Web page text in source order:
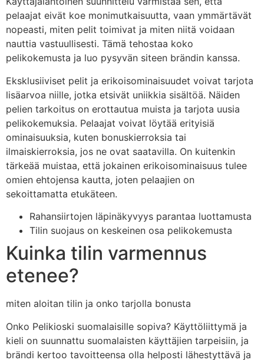
pelaajat eivät koe monimutkaisuutta, vaan ymmärtävät
nopeasti, miten pelit toimivat ja miten niitä voidaan
nauttia vastuullisesti. Tämä tehostaa koko
pelikokemusta ja luo pysyvän siteen brändin kanssa.
Eksklusiiviset pelit ja erikoisominaisuudet voivat tarjota
lisäarvoa niille, jotka etsivät uniikkia sisältöä. Näiden
pelien tarkoitus on erottautua muista ja tarjota uusia
pelikokemuksia. Pelaajat voivat löytää erityisiä
ominaisuuksia, kuten bonuskierroksia tai
ilmaiskierroksia, jos ne ovat saatavilla. On kuitenkin
tärkeää muistaa, että jokainen erikoisominaisuus tulee
omien ehtojensa kautta, joten pelaajien on
sekoittamatta etukäteen.
Rahansiirtojen läpinäkyvyys parantaa luottamusta
Tilin suojaus on keskeinen osa pelikokemusta
Kuinka tilin varmennus
etenee?
miten aloitan tilin ja onko tarjolla bonusta
Onko Pelikioski suomalaisille sopiva? Käyttöliittymä ja
kieli on suunnattu suomalaisten käyttäjien tarpeisiin, ja
brändi kertoo tavoitteensa olla helposti lähestyttävä ja